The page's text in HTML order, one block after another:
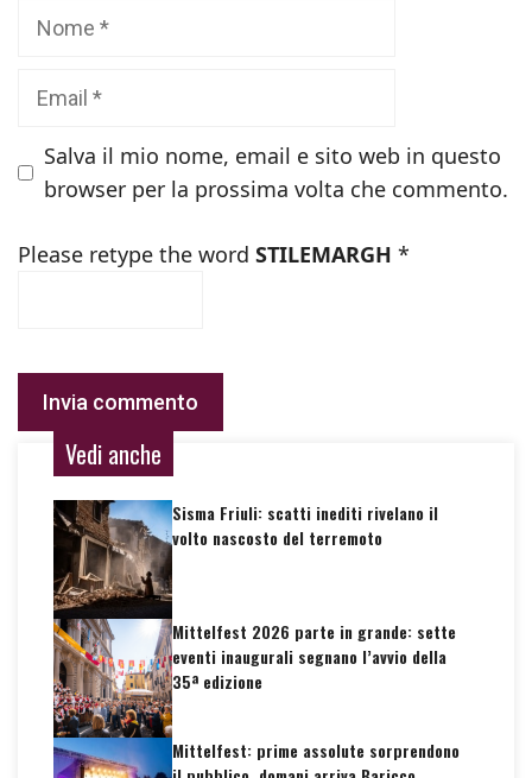
Salva il mio nome, email e sito web in questo
browser per la prossima volta che commento.
Please retype the word STILEMARGH *
Vedi anche
Sisma Friuli: scatti inediti rivelano il
volto nascosto del terremoto
Mittelfest 2026 parte in grande: sette
eventi inaugurali segnano l’avvio della
35ª edizione
Mittelfest: prime assolute sorprendono